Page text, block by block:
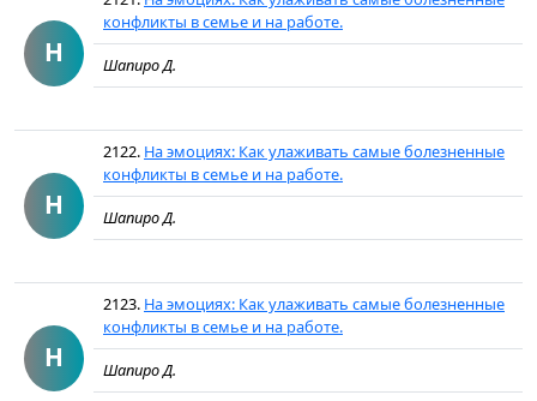
Н
конфликты в семье и на работе.
Шапиро Д.
Н
2122. На эмоциях: Как улаживать самые болезненные
конфликты в семье и на работе.
Шапиро Д.
Н
2123. На эмоциях: Как улаживать самые болезненные
конфликты в семье и на работе.
Шапиро Д.